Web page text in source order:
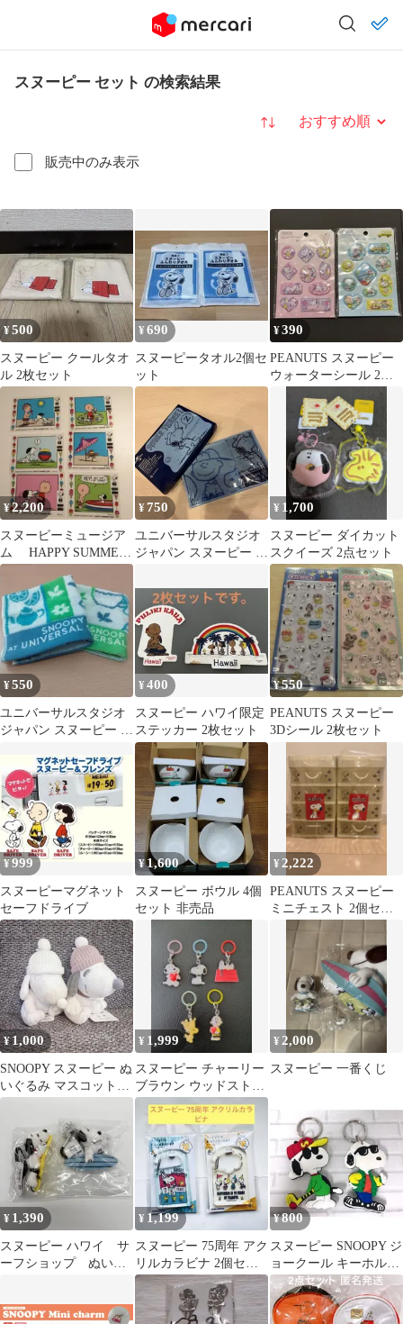
スヌーピー セット の検索結果
販売中のみ表示
並び替え
¥500
スヌーピー クールタオ
ル 2枚セット
¥690
スヌーピータオル2個セ
ット
¥390
PEANUTS スヌーピー
ウォーターシール 2種
¥2,200
スヌーピーミュージア
ム HAPPY SUMMER
2026 ステッカー 6種
¥750
ユニバーサルスタジオ
ジャパン スヌーピー タ
¥ 1,700
スヌーピー ダイカット
スクイーズ 2点セット
¥550
ユニバーサルスタジオ
ジャパン スヌーピー タ
¥400
スヌーピー ハワイ限定
ステッカー 2枚セット
¥550
PEANUTS スヌーピー
3Dシール 2枚セット
¥999
スヌーピーマグネット
セーフドライブ
¥1,600
スヌーピー ボウル 4個
セット 非売品
¥ 2,222
PEANUTS スヌーピー
ミニチェスト 2個セッ
¥1,000
SNOOPY スヌーピー ぬ
いぐるみ マスコット
2点セット
¥ 1,999
スヌーピー チャーリー
ブラウン ウッドストッ
ク めじるしアクセサ
リー 5種セット
¥ 2,000
スヌーピー 一番くじ
¥ 1,390
スヌーピー ハワイ サ
ーフショップ ぬいぐ
¥ 1,199
スヌーピー 75周年 アク
リルカラビナ 2個セッ
ト
¥800
スヌーピー SNOOPY ジ
ョークール キーホルダ
ー ２種セット ☆★